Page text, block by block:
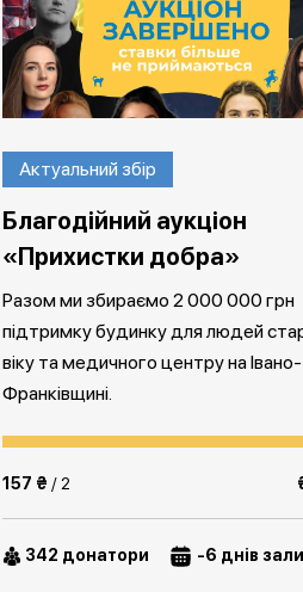
Актуальний збір
Благодійний аукціон
«Прихистки добра»
Разом ми збираємо 2 000 000 грн
підтримку будинку для людей
віку та медичного центру на Івано-
Франківщині.
157 ₴ / 2
342 донатори -6 днів